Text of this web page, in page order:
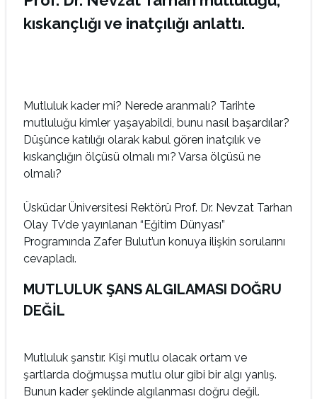
kıskançlığı ve inatçılığı anlattı.
Mutluluk kader mi? Nerede aranmalı? Tarihte
mutluluğu kimler yaşayabildi, bunu nasıl başardılar?
Düşünce katılığı olarak kabul gören inatçılık ve
kıskançlığın ölçüsü olmalı mı? Varsa ölçüsü ne
olmalı?
Üsküdar Üniversitesi Rektörü Prof. Dr. Nevzat Tarhan
Olay Tv’de yayınlanan “Eğitim Dünyası”
Programında Zafer Bulut’un konuya ilişkin sorularını
cevapladı.
MUTLULUK ŞANS ALGILAMASI DOĞRU
DEĞİL
Mutluluk şanstır. Kişi mutlu olacak ortam ve
şartlarda doğmuşsa mutlu olur gibi bir algı yanlış.
Bunun kader şeklinde algılanması doğru değil.